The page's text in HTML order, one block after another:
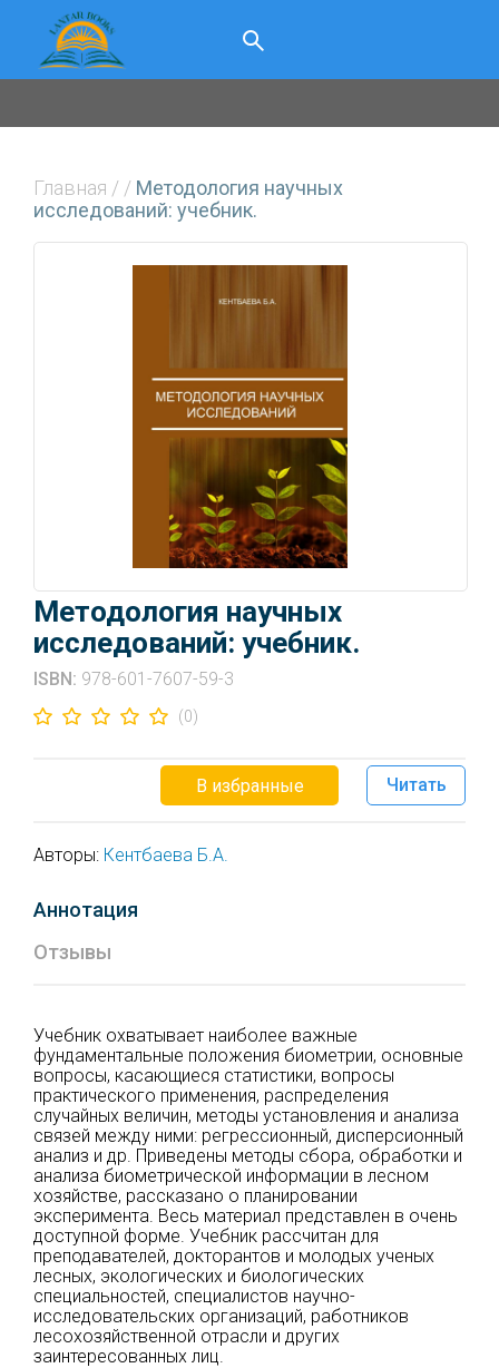
Главная / / Методология научных
исследований: учебник.
Методология научных
исследований: учебник.
ISBN: 978-601-7607-59-3
(0)
В избранные Читать
Авторы: Кентбаева Б.А.
Аннотация
Отзывы
Учебник охватывает наиболее важные
фундаментальные положения биометрии, основные
вопросы, касающиеся статистики, вопросы
практического применения, распределения
случайных величин, методы установления и анализа
связей между ними: регрессионный, дисперсионный
анализ и др. Приведены методы сбора, обработки и
анализа биометрической информации в лесном
хозяйстве, рассказано о планировании
эксперимента. Весь материал представлен в очень
доступной форме. Учебник рассчитан для
преподавателей, докторантов и молодых ученых
лесных, экологических и биологических
специальностей, специалистов научно-
исследовательских организаций, работников
лесохозяйственной отрасли и других
заинтересованных лиц.